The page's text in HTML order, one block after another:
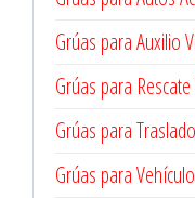
Grúas para Auxilio
Grúas para
Grúas para
Grúas para